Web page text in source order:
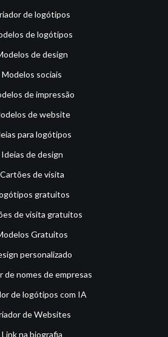
de logótipos
de logótipos
de design
Modelos sociais
de impressão
de website
para logótipos
Ideias de design
Cartões de visita
gratuitos
de visita gratuitos
Gratuitos
personalizado
de nomes de empresas
de logótipos com IA
de Websites
Link na biografia